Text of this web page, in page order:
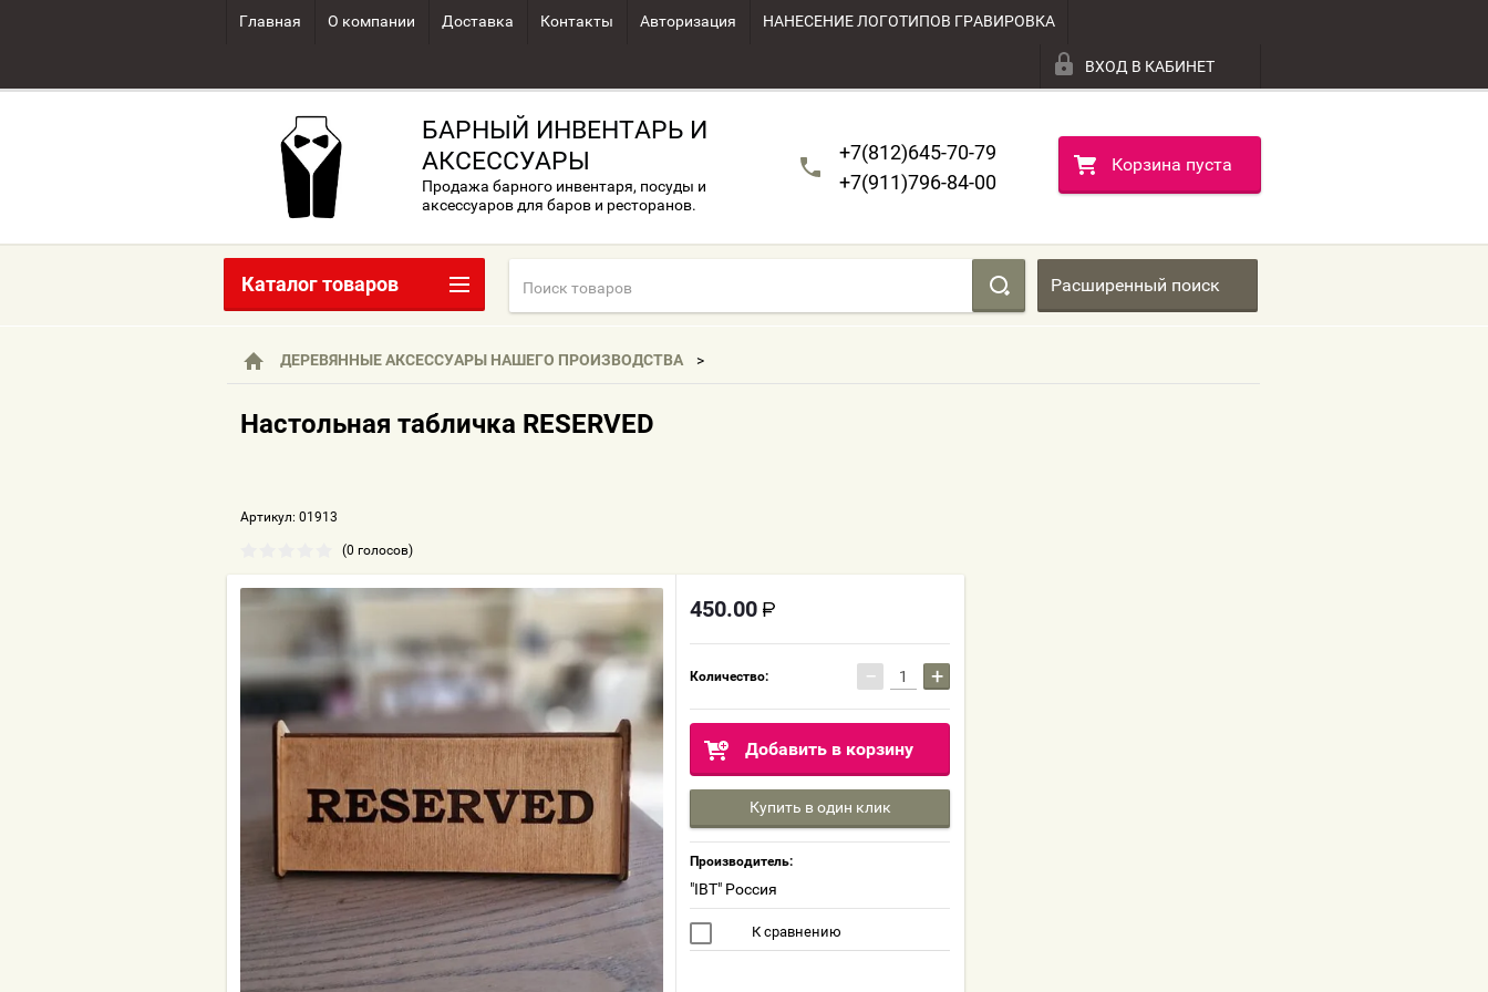
Главная О компании Доставка Контакты Авторизация НАНЕСЕНИЕ ЛОГОТИПОВ ГРАВИРОВКА
ВХОД В КАБИНЕТ
БАРНЫЙ ИНВЕНТАРЬ И
АКСЕССУАРЫ
Продажа барного инвентаря, посуды и
аксессуаров для баров и ресторанов.
+7(812)645-70-79
+7(911)796-84-00
Корзина пуста
Расширенный поиск
ДЕРЕВЯННЫЕ АКСЕССУАРЫ НАШЕГО ПРОИЗВОДСТВА
Настольная табличка RESERVED
Артикул: 01913
(0 голосов)
450.00
Количество: − +
Добавить в корзину
Купить в один клик
Производитель:
"IBT" Россия
К сравнению
Каталог товаров